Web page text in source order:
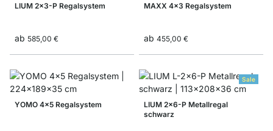
LIUM 2x3-P Regalsystem
ab 585,00 €
MAXX 4x3 Regalsystem
ab 455,00 €
YOMO 4x5 Regalsystem
Sale
LIUM 2x6-P Metallregal
schwarz